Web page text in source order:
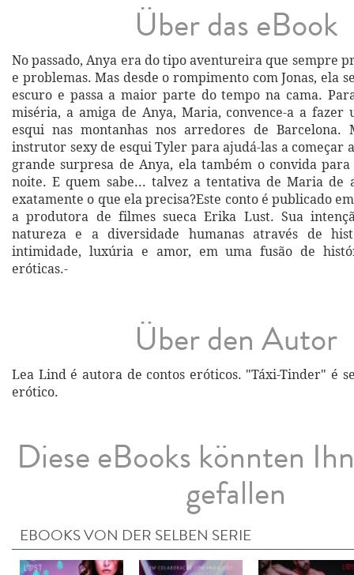
Über das eBook
No passado, Anya era do tipo aventureira que sempre
e problemas. Mas desde o rompimento com Jonas, ela
escuro e passa a maior parte do tempo na cama.
miséria, a amiga de Anya, Maria, convence-a a fazer
esqui nas montanhas nos arredores de Barcelona.
instrutor sexy de esqui Tyler para ajudá-las a começar
grande surpresa de Anya, ela também o convida
noite. E quem sabe... talvez a tentativa de Maria de
exatamente o que ela precisa?Este conto é publicado
a produtora de filmes sueca Erika Lust. Sua
natureza e a diversidade humanas através de
intimidade, luxúria e amor, em uma fusão de
eróticas.-
Über den Autor
Lea Lind é autora de contos eróticos. "Táxi-Tinder" é
erótico.
Diese eBooks könnten
gefallen
EBOOKS VON DER SELBEN SERIE